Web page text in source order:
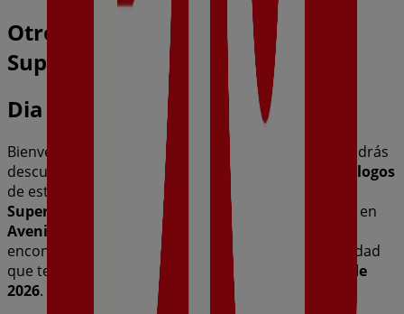
Otros negocios de Hiper-
Supermercados en Calahorra
Dia
Bienvenido a la tienda de
en Tiendeo, donde podrás
descubrir las mejores
ofertas promociones
catálogos
de esta destacada marca del sector de
Supermercados
. Nuestra tienda física está ubicada en
Avenida La Estación, S/N
Calahorra
encontrarás una amplia gama de productos de calidad
que te permitirán ahorrar durante todo el
agosto de
2026.